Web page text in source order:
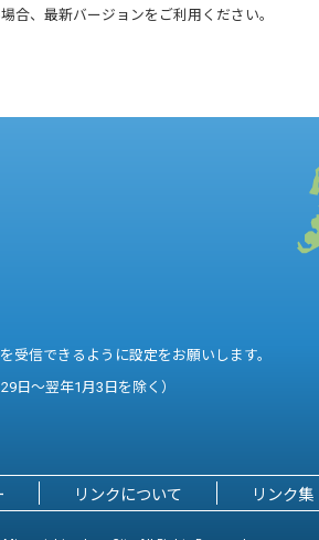
合、最新バージョンをご利用ください。
信できるように設定をお願いします。
日～翌年1月3日を除く）
リンクについて リンク集